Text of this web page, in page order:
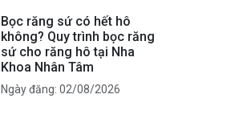
Bọc răng sứ có hết hô
không? Quy trình bọc răng
sứ cho răng hô tại Nha
Khoa Nhân Tâm
Ngày đăng: 02/08/2026